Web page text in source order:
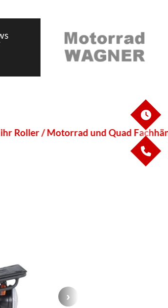
/ Motorrad und Quad